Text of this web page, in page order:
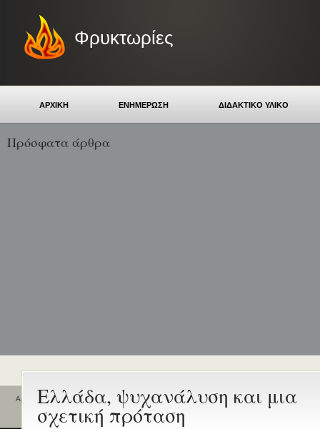
Φρυκτωρίες
ΑΡΧΙΚΗ ΕΝΗΜΕΡΩΣΗ ΔΙΔΑΚΤΙΚΟ ΥΛΙΚΟ
Πρόσφατα άρθρα
Ελλάδα, ψυχανάλυση και μια
σχετική πρόταση
Αρχική » Forums » Τομείς Βελτίωσης » Τομείς ενδιαφέροντος
Ποιοι είναι εδώ